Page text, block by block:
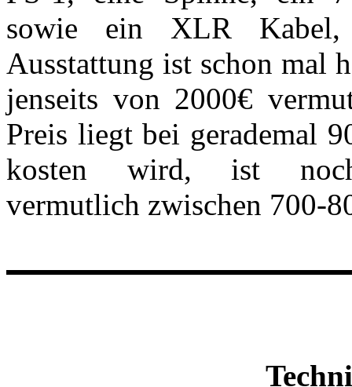
sowie ein XLR
Ausstattung ist schon mal
jenseits von 2000€
Preis liegt bei gerademal
kosten wird, ist
vermutlich zwischen 700-